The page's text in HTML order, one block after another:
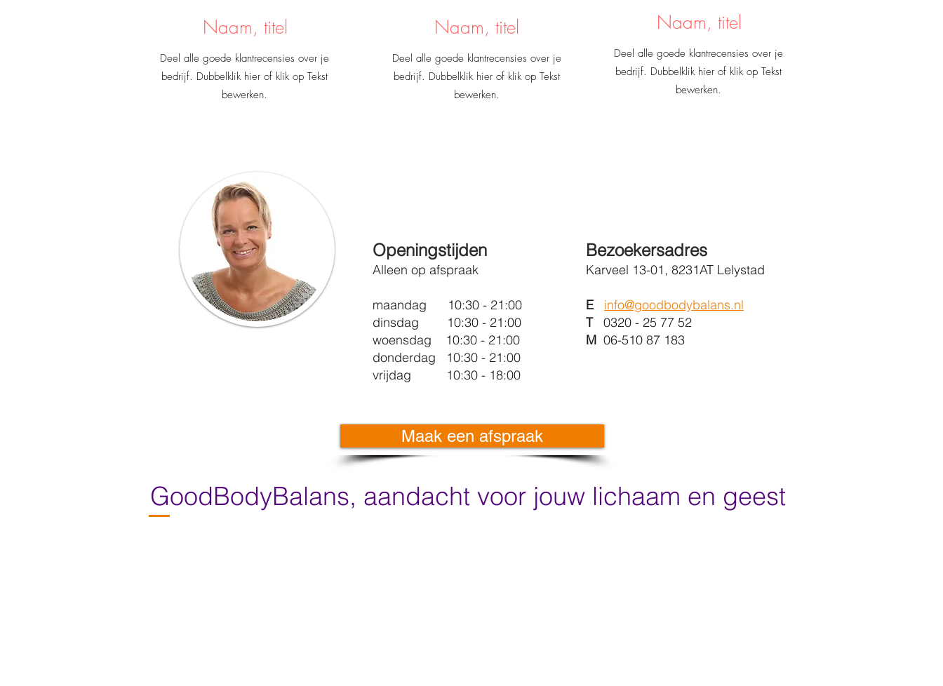
Naam, titel
Deel alle goede klantrecensies over je
bedrijf. Dubbelklik hier of klik op Tekst
bewerken.
Naam, titel
Deel alle goede klantrecensies over je
bedrijf. Dubbelklik hier of klik op Tekst
bewerken.
Naam, titel
Deel alle goede klantrecensies over je
bedrijf. Dubbelklik hier of klik op Tekst
bewerken.
Openingstijden
Alleen op afspraak
maandag 10:30 - 21:00
dinsdag 10:30 - 21:00
woensdag 10:30 - 21:00
donderdag 10:30 - 21:00
vrijdag 10:30 - 18:00
Bezoekersadres
Karveel 13-01, 8231AT Lelystad
E
info@goodbodybalans.nl
T0320 - 25 77 52
M 06-510 87 183
Maak een afspraak
GoodBodyBalans, aandacht voor jouw lichaam en geest